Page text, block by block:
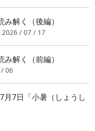
解く（後編）
2026 / 07 / 17
解く（前編）
06
7日「小暑（しょうし